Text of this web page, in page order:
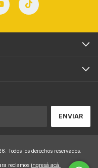
Todos los derechos reservados.
reclamos ingresá acá.